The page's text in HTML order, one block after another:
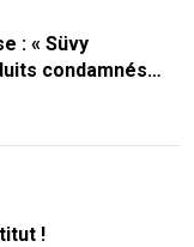
: « Süvy
condamnés
!